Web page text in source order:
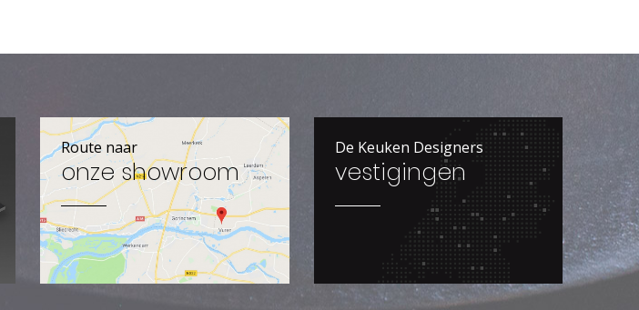
Route naar
onze showroom
De Keuken Designers
vestigingen